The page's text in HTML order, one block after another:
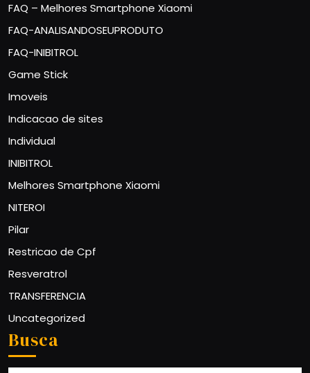
FAQ – Melhores Smartphone Xiaomi
FAQ-ANALISANDOSEUPRODUTO
FAQ-INIBITROL
Game Stick
Imoveis
Indicacao de sites
Individual
INIBITROL
Melhores Smartphone Xiaomi
NITEROI
Pilar
Restricao de Cpf
Resveratrol
TRANSFERENCIA
Uncategorized
Busca